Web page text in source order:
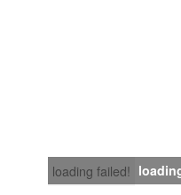
loading failed!